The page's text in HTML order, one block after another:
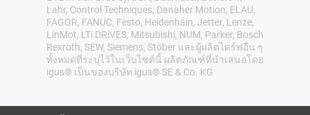
Lahr, Control Techniques, Danaher Motion, ELAU,
FAGOR, FANUC, Festo, Heidenhain, Jetter, Lenze,
LinMot, LTi DRiVES, Mitsubishi, NUM, Parker, Bosch
Rexroth, SEW, Siemens, Stöber และผู้ผลิตไดร์ฟอื่น ๆ
ทั้งหมดที่ระบุไว้ในเว็บไซต์นี้ ผลิตภัณฑ์ที่นำเสนอโดย
igus® เป็นของบริษัท igus® SE & Co. KG